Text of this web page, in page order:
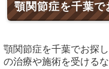
顎関節症を千葉
顎関節症を千葉でお探
の治療や施術を受ける